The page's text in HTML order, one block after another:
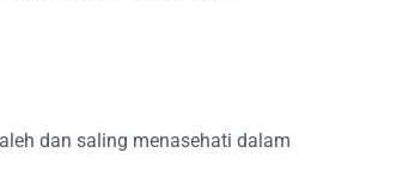
dan saling menasehati dalam